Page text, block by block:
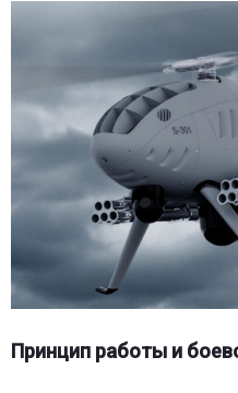
Принцип работы и